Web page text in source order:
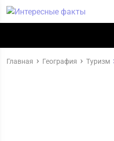
Главная География Туризм